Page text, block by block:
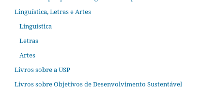
Linguística, Letras e Artes
Linguística
Letras
Artes
Livros sobre a USP
Livros sobre Objetivos de Desenvolvimento Sustentável